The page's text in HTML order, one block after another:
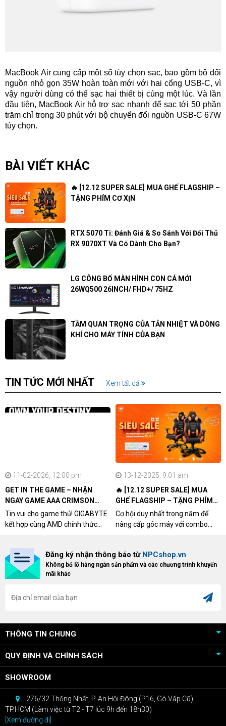
MacBook Air cung cấp một số tùy chọn sạc, bao gồm bộ đổi
nguồn nhỏ gọn 35W hoàn toàn mới với hai cổng USB-C, vì
vậy người dùng có thể sạc hai thiết bị cùng một lúc. Và lần
đầu tiên, MacBook Air hỗ trợ sạc nhanh để sạc tới 50 phần
trăm chỉ trong 30 phút với bộ chuyển đổi nguồn USB-C 67W
tùy chọn.
BÀI VIẾT KHÁC
🔥 [12.12 SUPER SALE] MUA GHẾ FLAGSHIP –
TẶNG PHÍM CƠ XỊN
RTX 5070 Ti: Đánh Giá & So Sánh Với Đối Thủ
RX 9070XT Và Có Dành Cho Bạn?
LG CÔNG BỐ MÀN HÌNH CON CÁ MỚI
26WQ500 26INCH/ FHD+/ 75HZ
TẦM QUAN TRỌNG CỦA TẢN NHIỆT VÀ DÒNG
KHÍ CHO MÁY TÍNH CỦA BẠN
TIN TỨC MỚI NHẤT Xem tất cả
11-02-2026, 12:00 pm
GET IN THE GAME – NHẬN
NGAY GAME AAA CRIMSON
DESERT CÙNG GIGABYTE &
AMD
Tin vui cho game thủ! GIGABYTE
kết hợp cùng AMD chính thức
khách hàng sở hữu VGA Radeon
RX 9070 / RX 9070 XT.
13-12-2025, 9:01 am
🔥 [12.12 SUPER SALE] MUA
GHẾ FLAGSHIP – TẶNG PHÍM
CƠ XỊN
Cơ hội duy nhất trong năm để
nâng cấp góc máy với combo
dòng ghế Gaming cao cấp nhất,
bạn sẽ nhận ngay quà tặng trị giá
Đăng ký nhận thông báo từ NPCshop.vn
Không bỏ lỡ hàng ngàn sản phẩm và các chương trình khuyến
mãi khác
THÔNG TIN CHUNG
QUY ĐỊNH VÀ CHÍNH SÁCH
SHOWROOM
276/32 Thống Nhất, P. An Hội Đông (P16, Gò Vấp Cũ),
TP.HCM (Làm việc từ T2 - T7 lúc 9h đến 18h30)
[Xem đường đi]